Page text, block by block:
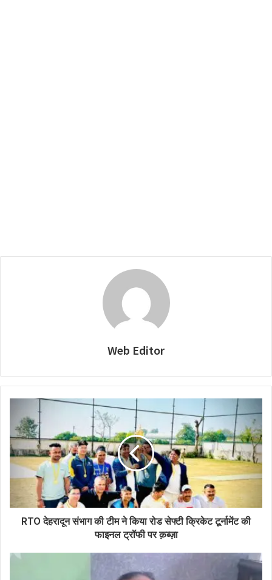
Web Editor
RTO देहरादून संभाग की टीम ने किया रोड सेफ्टी क्रिकेट टूर्नामेंट की
फाइनल ट्रॉफी पर क़ब्ज़ा